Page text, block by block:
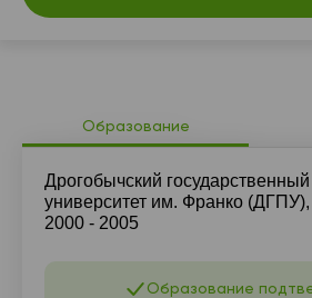
Образование
Дрогобычский государственный
университет им. Франко (ДГПУ),
2000 - 2005
Образование